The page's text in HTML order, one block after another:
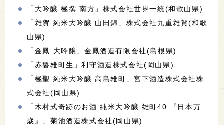
「大吟醸 極撰 南方」株式会社世界一統(和歌山県)
「雜賀 純米大吟醸 山田錦」株式会社九重雜賀(和歌
山県)
「金鳳 大吟醸」金鳳酒造有限会社(島根県)
「赤磐雄町生」利守酒造株式会社(岡山県)
「極聖 純米大吟醸 高島雄町」宮下酒造株式会社株
式会社(岡山県)
「木村式奇跡のお酒 純米大吟醸 雄町40 『日本万
歳』」菊池酒造株式会社(岡山県)